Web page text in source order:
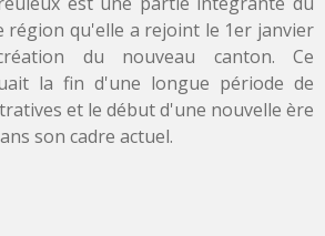
région qu'elle a rejoint le 1er janvier
du nouveau canton. Ce
la fin d'une longue période de
et le début d'une nouvelle ère
son cadre actuel.